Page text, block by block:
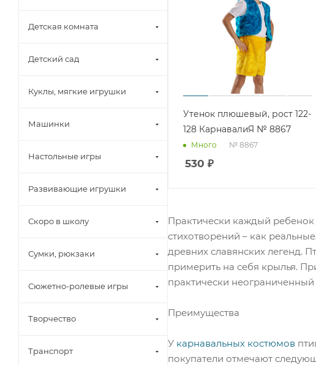
Утенок плюшевый, рост 122-
128 КарнавалиЯ № 8867
Много № 8867
530 ₽
Практически каждый
стихотворений – как
древних славянских легенд.
примерить на себя крылья.
практически
Преимущества
У карнавальных костюмов
покупатели отмечают
Детская комната
Детский сад
Куклы, мягкие игрушки
Машинки
Настольные игры
Развивающие игрушки
Скоро в школу
Сумки, рюкзаки
Сюжетно-ролевые игры
Творчество
Транспорт